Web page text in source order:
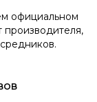
официальном
производителя,